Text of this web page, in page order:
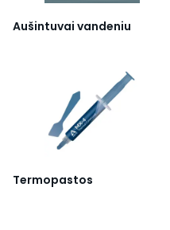
Aušintuvai vandeniu
Termopastos